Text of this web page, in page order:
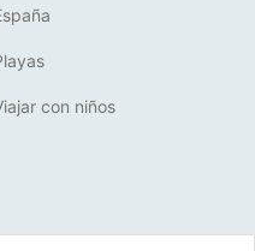
con niños